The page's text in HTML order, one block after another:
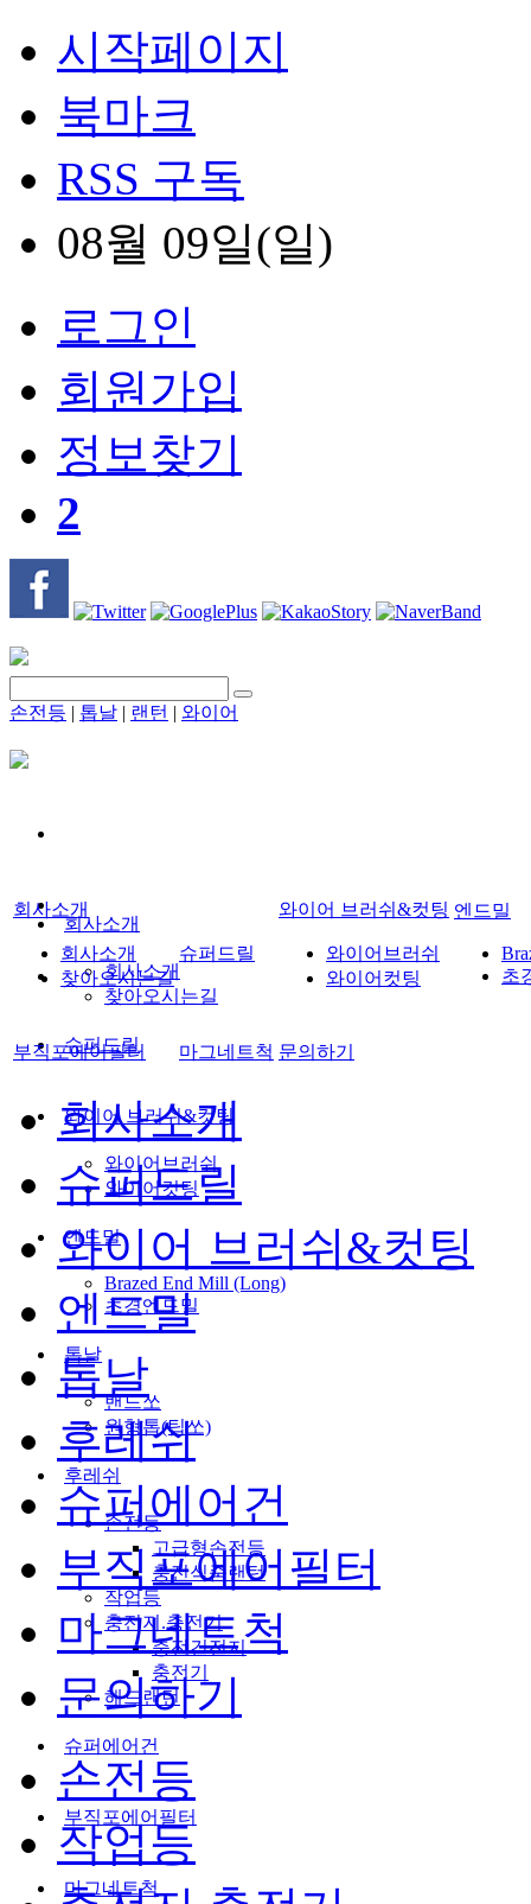
시작페이지
북마크
RSS 구독
08월 09일(일)
로그인
회원가입
정보찾기
2
손전등 | 톱날 | 랜턴 | 와이어
회사소개
회사소개
찾아오시는길
슈퍼드릴
와이어 브러쉬&컷팅
와이어브러쉬
와이어컷팅
엔드밀
Brazed End Mill (Long)
초경엔드밀
톱날
밴드쏘
원형톱(팁쏘)
후레쉬
손전등
고급형손전등
충전식줌랜턴
작업등
충전지.충전기
충전건전지
충전기
해드랜턴
슈퍼에어건
부직포에어필터
마그네트척
회사소개
회사소개
찾아오시는길
슈퍼드릴
와이어 브러쉬&컷팅
와이어브러쉬
와이어컷팅
엔드밀
초
부직포에어필터 마그네트척 문의하기
회사소개
슈퍼드릴
와이어 브러쉬&컷팅
엔드밀
톱날
후레쉬
슈퍼에어건
부직포에어필터
마그네트척
문의하기
손전등
작업등